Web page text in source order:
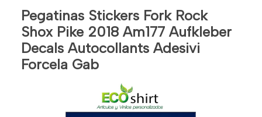
Pegatinas Stickers Fork Rock
Shox Pike 2018 Am177 Aufkleber
Decals Autocollants Adesivi
Forcela Gab